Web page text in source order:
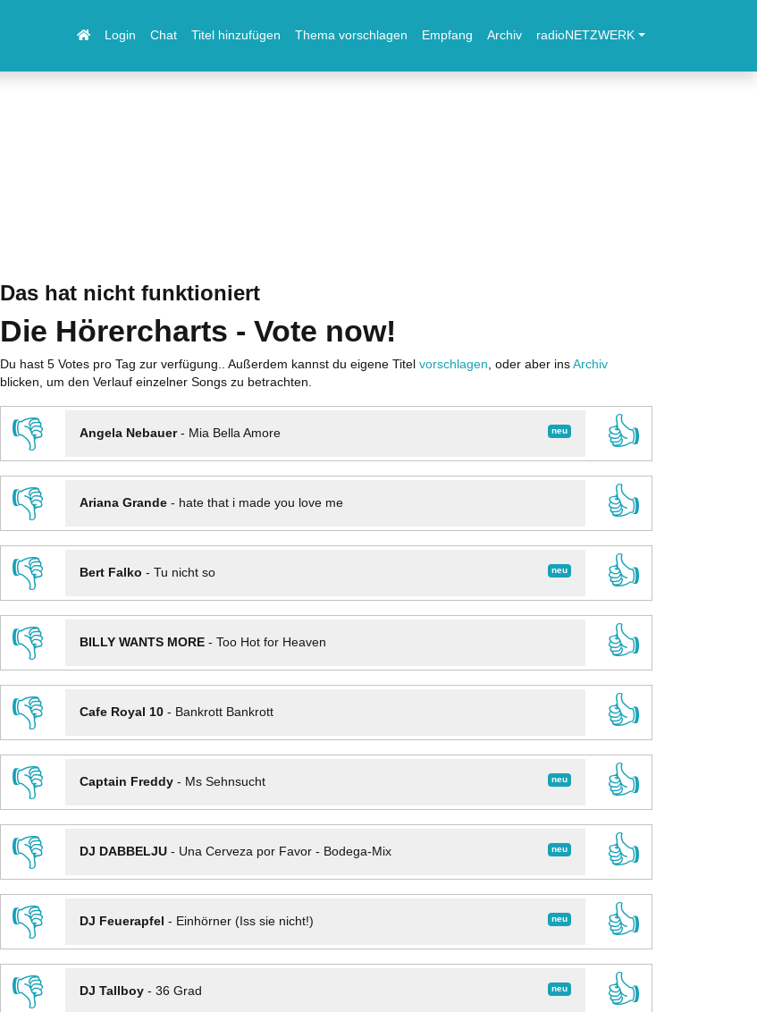
Login Chat Titel hinzufügen Thema vorschlagen Empfang Archiv radioNETZWERK
Das hat nicht funktioniert
Die Hörercharts - Vote now!
Du hast 5 Votes pro Tag zur verfügung.. Außerdem kannst du eigene Titel vorschlagen , oder aber ins Archiv
blicken, um den Verlauf einzelner Songs zu betrachten.
👎 neu
Angela Nebauer- Mia Bella Amore
👍
👎
Ariana Grande- hate that i made you love me
👍
👎
neu
Bert Falko - Tu nicht so
👍
👎
BILLY WANTS MORE- Too Hot for Heaven
👍
👎
Cafe Royal 10- Bankrott Bankrott
👍
👎
neu
Captain Freddy- Ms Sehnsucht
👍
👎
neu
DJ DABBELJU- Una Cerveza por Favor - Bodega-Mix
👍
👎
neu
DJ Feuerapfel - Einhörner (Iss sie nicht!)
👍
👎
neu
DJ Tallboy- 36 Grad
👍